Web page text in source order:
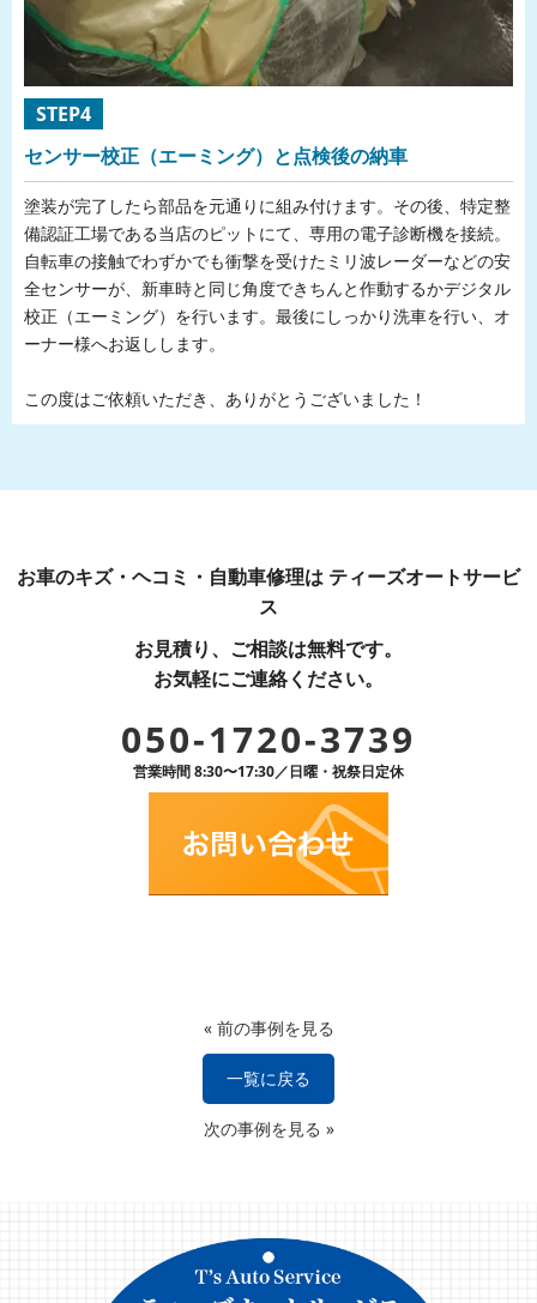
STEP4
センサー校正（エーミング）と点検後の納車
塗装が完了したら部品を元通りに組み付けます。その後、特定整
備認証工場である当店のピットにて、専用の電子診断機を接続。
自転車の接触でわずかでも衝撃を受けたミリ波レーダーなどの安
全センサーが、新車時と同じ角度できちんと作動するかデジタル
校正（エーミング）を行います。最後にしっかり洗車を行い、オ
ーナー様へお返しします。
この度はご依頼いただき、ありがとうございました！
お車のキズ・ヘコミ・自動車修理は ティーズオートサービ
ス
お見積り、ご相談は無料です。
お気軽にご連絡ください。
050-1720-3739
営業時間 8:30〜17:30／日曜・祝祭日定休
« 前の事例を見る
一覧に戻る
次の事例を見る »